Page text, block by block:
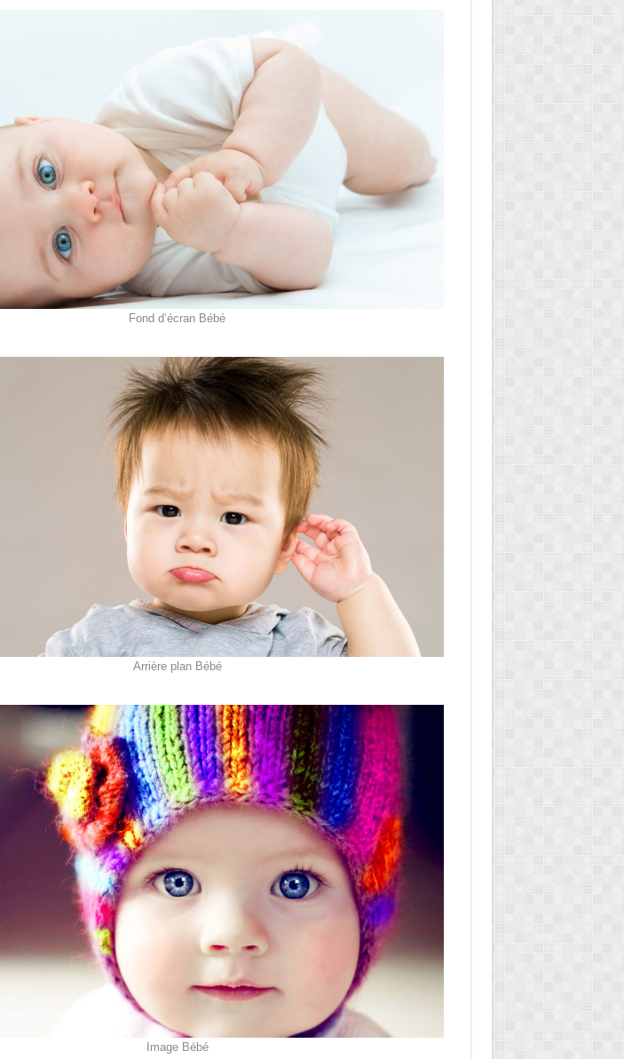
Fond d’écran Bébé
Arrière plan Bébé
Image Bébé